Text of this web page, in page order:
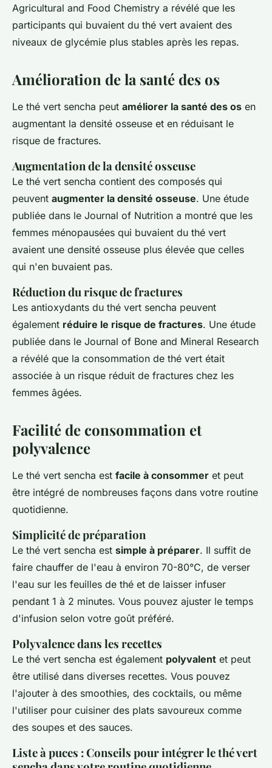
Agricultural and Food Chemistry a révélé que les
participants qui buvaient du thé vert avaient des
niveaux de glycémie plus stables après les repas.
Amélioration de la santé des os
Le thé vert sencha peut améliorer la santé des os en
augmentant la densité osseuse et en réduisant le
risque de fractures.
Augmentation de la densité osseuse
Le thé vert sencha contient des composés qui
peuvent augmenter la densité osseuse. Une étude
publiée dans le Journal of Nutrition a montré que les
femmes ménopausées qui buvaient du thé vert
avaient une densité osseuse plus élevée que celles
qui n'en buvaient pas.
Réduction du risque de fractures
Les antioxydants du thé vert sencha peuvent
également réduire le risque de fractures. Une étude
publiée dans le Journal of Bone and Mineral Research
a révélé que la consommation de thé vert était
associée à un risque réduit de fractures chez les
femmes âgées.
Facilité de consommation et
polyvalence
Le thé vert sencha est facile à consommer et peut
être intégré de nombreuses façons dans votre routine
quotidienne.
Simplicité de préparation
Le thé vert sencha est simple à préparer. Il suffit de
faire chauffer de l'eau à environ 70-80°C, de verser
l'eau sur les feuilles de thé et de laisser infuser
pendant 1 à 2 minutes. Vous pouvez ajuster le temps
d'infusion selon votre goût préféré.
Polyvalence dans les recettes
Le thé vert sencha est également polyvalent et peut
être utilisé dans diverses recettes. Vous pouvez
l'ajouter à des smoothies, des cocktails, ou même
l'utiliser pour cuisiner des plats savoureux comme
des soupes et des sauces.
Liste à puces : Conseils pour intégrer le thé vert